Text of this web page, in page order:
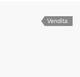
Vendita